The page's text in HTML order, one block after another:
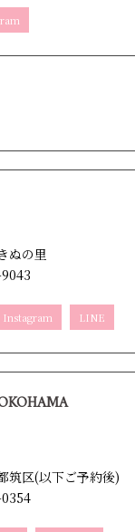
ぬの里
Instagram LINE
筑区(以下ご予約後)